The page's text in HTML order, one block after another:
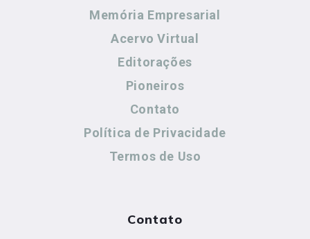
Memória Empresarial
Acervo Virtual
Editorações
Pioneiros
Contato
Política de Privacidade
Termos de Uso
Contato